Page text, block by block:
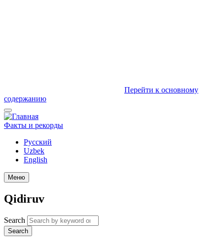
Перейти к основному
содержанию
Факты и рекорды
Русский
Uzbek
English
Меню
Qidiruv
Search
Search